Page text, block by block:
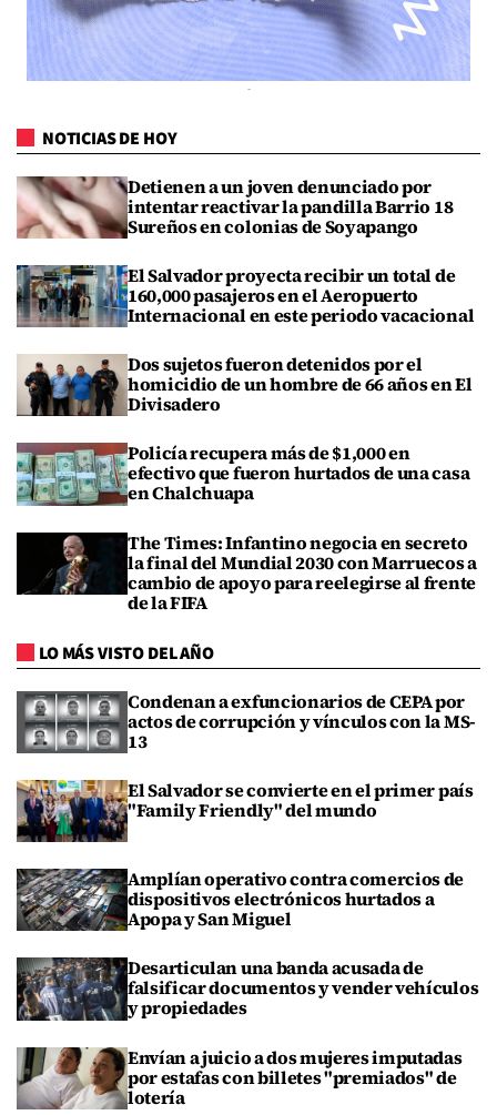
NOTICIAS DE HOY
Detienen a un joven denunciado por
intentar reactivar la pandilla Barrio 18
Sureños en colonias de Soyapango
El Salvador proyecta recibir un total de
160,000 pasajeros en el Aeropuerto
Internacional en este periodo vacacional
Dos sujetos fueron detenidos por el
homicidio de un hombre de 66 años en El
Divisadero
Policía recupera más de $1,000 en
efectivo que fueron hurtados de una casa
en Chalchuapa
The Times: Infantino negocia en secreto
la final del Mundial 2030 con Marruecos a
cambio de apoyo para reelegirse al frente
de la FIFA
LO MÁS VISTO DEL AÑO
Condenan a exfuncionarios de CEPA por
actos de corrupción y vínculos con la MS-
13
El Salvador se convierte en el primer país
"Family Friendly" del mundo
Amplían operativo contra comercios de
dispositivos electrónicos hurtados a
Apopa y San Miguel
Desarticulan una banda acusada de
falsificar documentos y vender vehículos
y propiedades
Envían a juicio a dos mujeres imputadas
por estafas con billetes "premiados" de
lotería